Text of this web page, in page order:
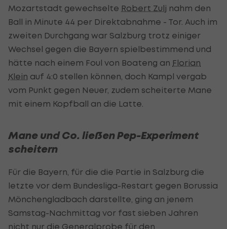
Mozartstadt gewechselte Robert Zulj nahm den
Ball in Minute 44 per Direktabnahme - Tor. Auch im
zweiten Durchgang war Salzburg trotz einiger
Wechsel gegen die Bayern spielbestimmend und
hätte nach einem Foul von Boateng an Florian
Klein auf 4:0 stellen können, doch Kampl vergab
vom Punkt gegen Neuer, zudem scheiterte Mane
mit einem Kopfball an die Latte.
Mane und Co. ließen Pep-Experiment
scheitern
Für die Bayern, für die die Partie in Salzburg die
letzte vor dem Bundesliga-Restart gegen Borussia
Mönchengladbach darstellte, ging an jenem
Samstag-Nachmittag vor fast sieben Jahren
nicht nur die Generalprobe für den